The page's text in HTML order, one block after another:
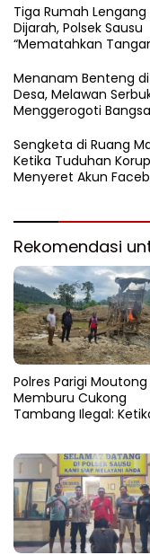
Semak Karya Mandiri
Tiga Rumah Lengang
Dijarah, Polsek Sausu
“Mematahkan
Menanam Benteng
Desa, Melawan
Menggerogoti Bangsa
Sengketa di Ruang
Ketika Tuduhan
Menyeret Akun
Rekomendasi
Polres Parigi Moutong
Memburu Cukong
Tambang Ilegal: